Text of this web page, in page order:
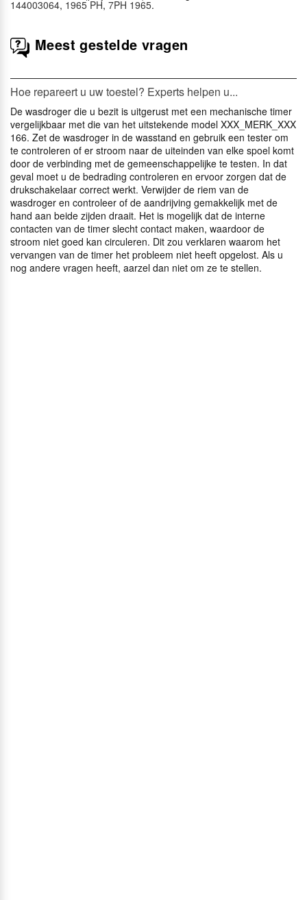
144003064, 1965 PH, 7PH 1965.
Meest gestelde vragen
Hoe repareert u uw toestel? Experts helpen u...
De wasdroger die u bezit is uitgerust met een mechanische timer
vergelijkbaar met die van het uitstekende model XXX_MERK_XXX
166. Zet de wasdroger in de wasstand en gebruik een tester om
te controleren of er stroom naar de uiteinden van elke spoel komt
door de verbinding met de gemeenschappelijke te testen. In dat
geval moet u de bedrading controleren en ervoor zorgen dat de
drukschakelaar correct werkt. Verwijder de riem van de
wasdroger en controleer of de aandrijving gemakkelijk met de
hand aan beide zijden draait. Het is mogelijk dat de interne
contacten van de timer slecht contact maken, waardoor de
stroom niet goed kan circuleren. Dit zou verklaren waarom het
vervangen van de timer het probleem niet heeft opgelost. Als u
nog andere vragen heeft, aarzel dan niet om ze te stellen.